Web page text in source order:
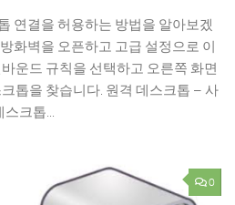
연결을 허용하는 방법을 알아보겠
화벽을 오픈하고 고급 설정으로 이
운드 규칙을 선택하고 오른쪽 화면
톱을 찾습니다. 원격 데스크톱 – 사
스크톱...
0